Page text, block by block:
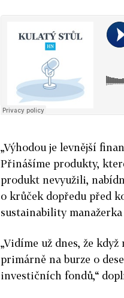
„Výhodou je levnější
Přinášíme produkty,
produkt nevyužili,
o krůček dopředu před
sustainability manažerka
„Vidíme už dnes, že
primárně na burze o
investičních fondů,“